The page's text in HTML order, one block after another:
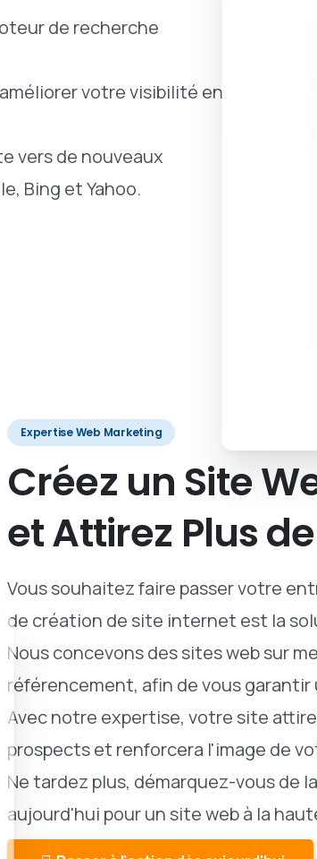
de recherche
votre visibilité en
vers de nouveaux
Bing et Yahoo.
Expertise Web Marketing
Créez un Site
etAttirez Plusde
Vous souhaitez faire passer votre
de création de site internet est la
Nous concevons des sites web sur
référencement, afin de vous
Avec notre expertise, votre site
prospects et renforcera l'image de
Ne tardez plus, démarquez-vous
aujourd'hui pour un site web à la